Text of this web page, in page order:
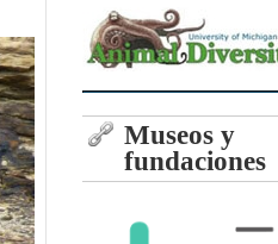
Museos y
fundaciones